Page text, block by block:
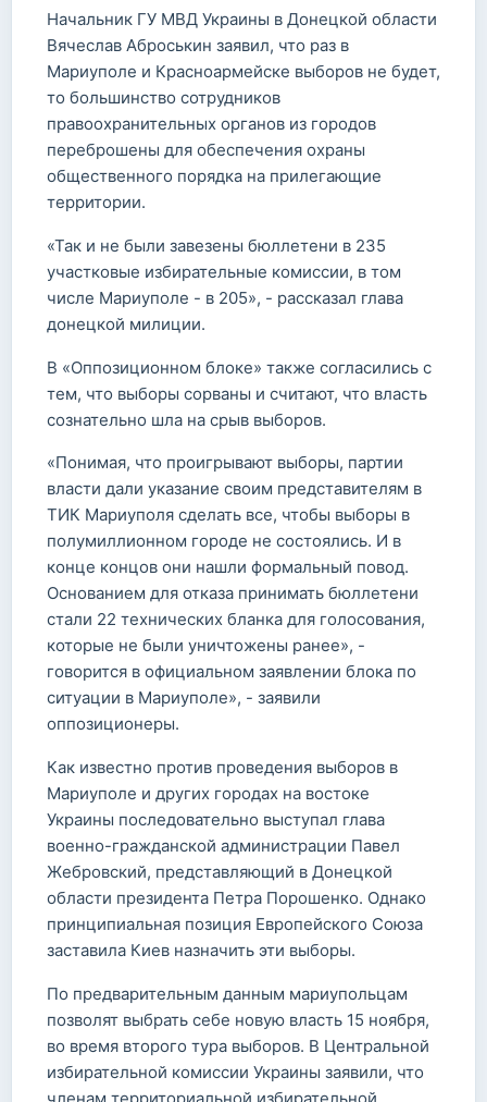
Начальник ГУ МВД Украины в Донецкой области
Вячеслав Аброськин заявил, что раз в
Мариуполе и Красноармейске выборов не будет,
то большинство сотрудников
правоохранительных органов из городов
переброшены для обеспечения охраны
общественного порядка на прилегающие
территории.
«Так и не были завезены бюллетени в 235
участковые избирательные комиссии, в том
числе Мариуполе - в 205», - рассказал глава
донецкой милиции.
В «Оппозиционном блоке» также согласились с
тем, что выборы сорваны и считают, что власть
сознательно шла на срыв выборов.
«Понимая, что проигрывают выборы, партии
власти дали указание своим представителям в
ТИК Мариуполя сделать все, чтобы выборы в
полумиллионном городе не состоялись. И в
конце концов они нашли формальный повод.
Основанием для отказа принимать бюллетени
стали 22 технических бланка для голосования,
которые не были уничтожены ранее», -
говорится в официальном заявлении блока по
ситуации в Мариуполе», - заявили
оппозиционеры.
Как известно против проведения выборов в
Мариуполе и других городах на востоке
Украины последовательно выступал глава
военно-гражданской администрации Павел
Жебровский, представляющий в Донецкой
области президента Петра Порошенко. Однако
принципиальная позиция Европейского Союза
заставила Киев назначить эти выборы.
По предварительным данным мариупольцам
позволят выбрать себе новую власть 15 ноября,
во время второго тура выборов. В Центральной
избирательной комиссии Украины заявили, что